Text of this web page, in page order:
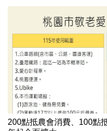
200點抵農會消費、100